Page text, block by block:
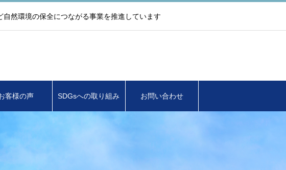
然環境の保全につながる事業を推進しています
客様の声 SDGsへの取り組み お問い合わせ